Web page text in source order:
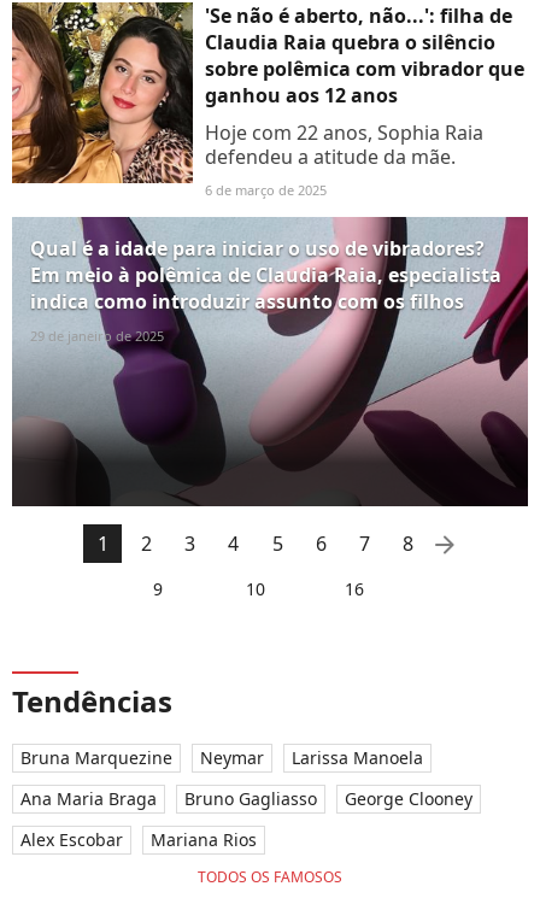
'Se não é aberto, não...': filha de
Claudia Raia quebra o silêncio
sobre polêmica com vibrador que
ganhou aos 12 anos
Hoje com 22 anos, Sophia Raia
defendeu a atitude da mãe.
6 de março de 2025
Qual é a idade para iniciar o uso de vibradores?
Em meio à polêmica de Claudia Raia, especialista
indica como introduzir assunto com os filhos
29 de janeiro de 2025
1 2 3 4 5 6 7 8
9 10 16
arrow_right
Tendências
Bruna Marquezine Neymar
Larissa Manoela
Ana Maria Braga
Bruno Gagliasso
George Clooney
Alex Escobar
Mariana Rios
TODOS OS FAMOSOS